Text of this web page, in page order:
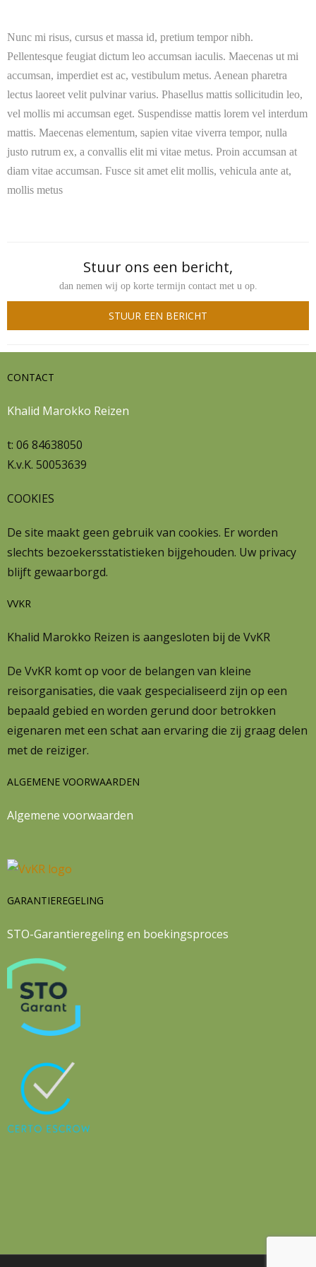
Contact
Nunc mi risus, cursus et massa id, pretium tempor nibh.
Pellentesque feugiat dictum leo accumsan iaculis. Maecenas ut mi
accumsan, imperdiet est ac, vestibulum metus. Aenean pharetra
lectus laoreet velit pulvinar varius. Phasellus mattis sollicitudin leo,
vel mollis mi accumsan eget. Suspendisse mattis lorem vel interdum
mattis. Maecenas elementum, sapien vitae viverra tempor, nulla
justo rutrum ex, a convallis elit mi vitae metus. Proin accumsan at
diam vitae accumsan. Fusce sit amet elit mollis, vehicula ante at,
mollis metus
Stuur ons een bericht,
dan nemen wij op korte termijn contact met u op.
STUUR EEN BERICHT
CONTACT
Khalid Marokko Reizen
t: 06 84638050
K.v.K. 50053639
COOKIES
De site maakt geen gebruik van cookies. Er worden
slechts bezoekersstatistieken bijgehouden. Uw privacy
blijft gewaarborgd.
VVKR
Khalid Marokko Reizen is aangesloten bij de VvKR
De VvKR komt op voor de belangen van kleine
reisorganisaties, die vaak gespecialiseerd zijn op een
bepaald gebied en worden gerund door betrokken
eigenaren met een schat aan ervaring die zij graag delen
met de reiziger.
ALGEMENE VOORWAARDEN
Algemene voorwaarden
GARANTIEREGELING
STO-Garantieregeling en boekingsproces